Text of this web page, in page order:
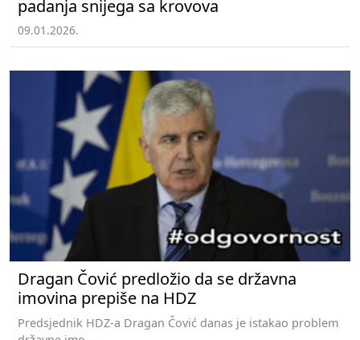
padanja snijega sa krovova
09.01.2026.
Dragan Čović predložio da se državna
imovina prepiše na HDZ
Predsjednik HDZ-a Dragan Čović danas je istakao problem